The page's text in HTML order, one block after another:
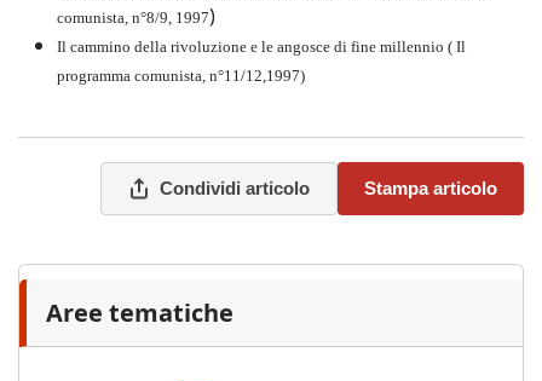
comunista, n°8/9, 1997)
Il cammino della rivoluzione e le angosce di fine millennio ( Il
programma comunista, n°11/12,1997)
Condividi articolo Stampa articolo
Aree tematiche